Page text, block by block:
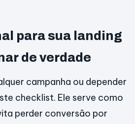
para sua landing
de verdade
campanha ou depender
checklist. Ele serve como
perder conversão por